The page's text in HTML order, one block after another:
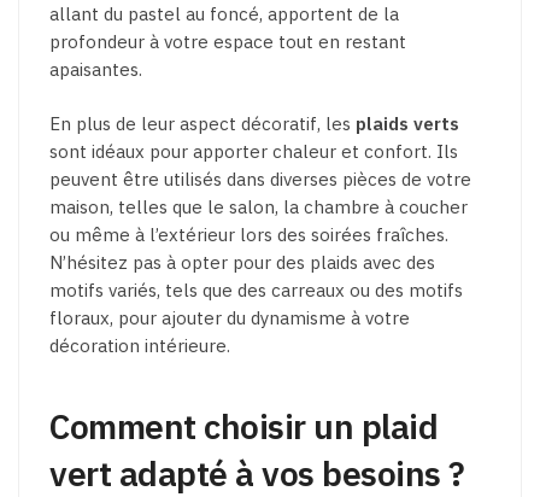
allant du pastel au foncé, apportent de la
profondeur à votre espace tout en restant
apaisantes.
En plus de leur aspect décoratif, les plaids verts
sont idéaux pour apporter chaleur et confort. Ils
peuvent être utilisés dans diverses pièces de votre
maison, telles que le salon, la chambre à coucher
ou même à l’extérieur lors des soirées fraîches.
N’hésitez pas à opter pour des plaids avec des
motifs variés, tels que des carreaux ou des motifs
floraux, pour ajouter du dynamisme à votre
décoration intérieure.
Comment choisir un plaid
vert adapté à vos besoins ?